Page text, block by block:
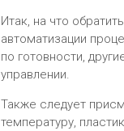
Итак, на что
автоматизации
по готовности,
управлении.
Также следует
температуру,